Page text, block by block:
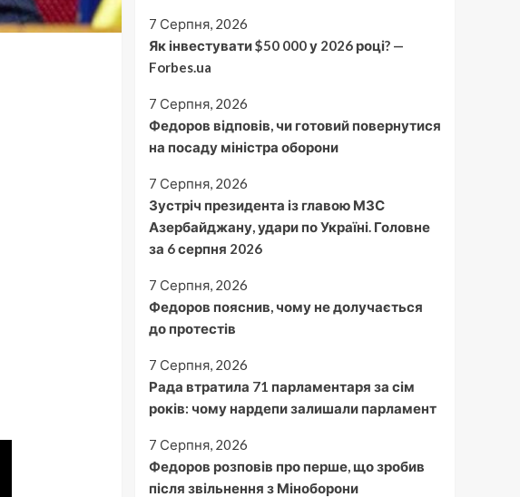
7 Серпня, 2026
Як інвестувати $50 000 у 2026 році? —
Forbes.ua
7 Серпня, 2026
Федоров відповів, чи готовий повернутися
на посаду міністра оборони
7 Серпня, 2026
Зустріч президента із главою МЗС
Азербайджану, удари по Україні. Головне
за 6 серпня 2026
7 Серпня, 2026
Федоров пояснив, чому не долучається
до протестів
7 Серпня, 2026
Рада втратила 71 парламентаря за сім
років: чому нардепи залишали парламент
7 Серпня, 2026
Федоров розповів про перше, що зробив
після звільнення з Міноборони